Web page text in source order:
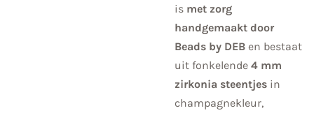
is met zorg
handgemaakt door
Beads by DEB en bestaat
uit fonkelende 4 mm
zirkonia steentjes in
champagnekleur,